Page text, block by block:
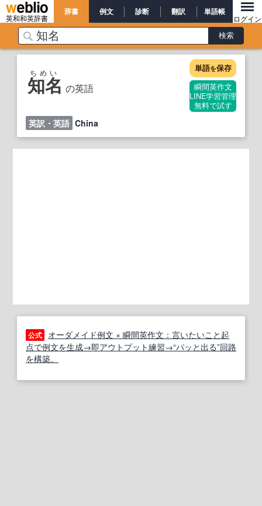
英和和英辞書
辞書 例文 診断 翻訳 単語帳
ログイン
知名 の英語
ちめい 単語を保存
瞬間英作文
LINE学習管理
無料で試す
英訳・英語 China
公式
オーダメイド例文 × 瞬間英作文：言いたいこと起
点で例文を生成→即アウトプット練習→“パッと出る”回路
を構築。